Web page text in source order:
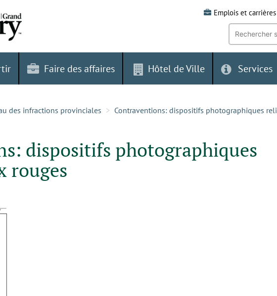
Emplois et carrières
Recherche
mot-
clé:
Faire des affaires Hôtel de Ville Services
des infractions provinciales Contraventions: dispositifs photographiques
dispositifs photographiques
rouges